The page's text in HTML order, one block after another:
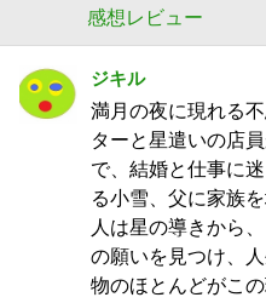
感想レビュー
ジキル
満月の夜に現れる
ターと星遣いの店
で、結婚と仕事に
る小雪、父に家族
人は星の導きから
の願いを見つけ、
物のほとんどがこ